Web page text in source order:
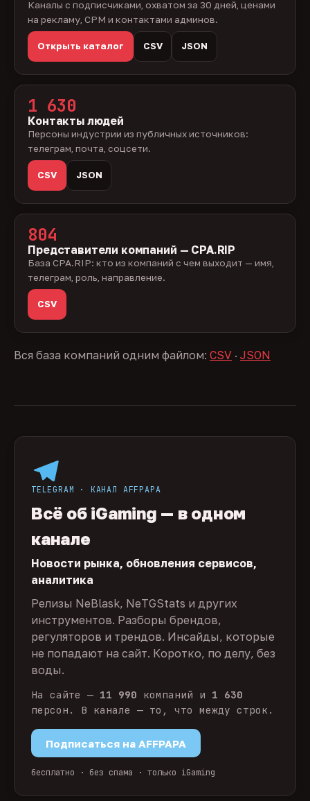
Каналы с подписчиками, охватом за 30 дней, ценами
на рекламу, CPM и контактами админов.
Открыть каталог CSV JSON
1 630
Контакты людей
Персоны индустрии из публичных источников:
телеграм, почта, соцсети.
CSV JSON
804
Представители компаний — CPA.RIP
База CPA.RIP: кто из компаний с чем выходит — имя,
телеграм, роль, направление.
CSV
Вся база компаний одним файлом: CSV · JSON
TELEGRAM · КАНАЛ AFFPAPA
Всё об iGaming — в одном
канале
Новости рынка, обновления сервисов,
аналитика
Релизы NeBlask, NeTGStats и других
инструментов. Разборы брендов,
регуляторов и трендов. Инсайды, которые
не попадают на сайт. Коротко, по делу, без
воды.
На сайте — 11 990 компаний и 1 630
персон. В канале — то, что между строк.
Подписаться на AFFPAPA
бесплатно · без спама · только iGaming